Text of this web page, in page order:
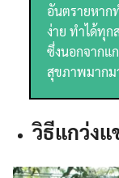
อันตรายหาก
ง่าย ทำได้ทุ
ซึ่งนอกจากแ
สุขภาพมากม
วิธีแกว่ง